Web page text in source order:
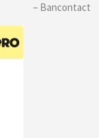
– Bancontact